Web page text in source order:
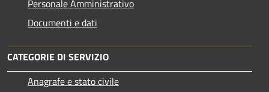
Personale Amministrativo
Documenti e dati
CATEGORIE DI SERVIZIO
Anagrafe e stato civile